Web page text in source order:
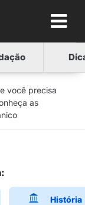
você precisa
as
História